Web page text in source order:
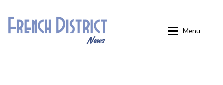
Aller
à
Aller
au
Menu